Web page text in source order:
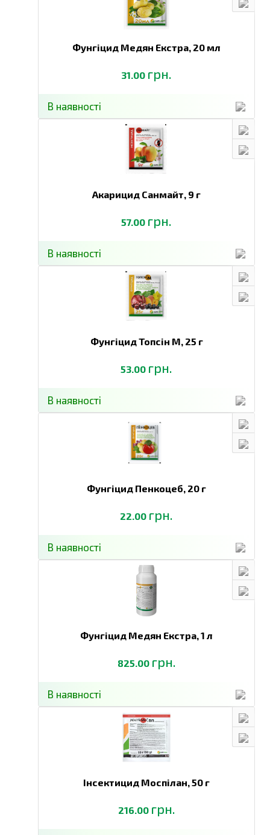
Фунгіцид Медян Екстра, 20 мл
31.00 грн.
В наявності
Акарицид Санмайт, 9 г
57.00 грн.
В наявності
Фунгіцид Топсін М, 25 г
53.00 грн.
В наявності
Фунгіцид Пенкоцеб, 20 г
22.00 грн.
В наявності
Фунгіцид Медян Екстра,1 л
825.00 грн.
В наявності
Інсектицид Моспілан,50 г
216.00 грн.